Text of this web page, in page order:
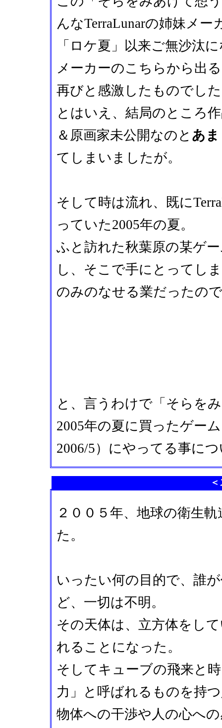
んなTerraLunarの姉妹メー
「ロケ夏」以来ご無沙汰
メーカーのこちらから出
再びと感激したものでし
とはいえ、結局のところ
＆原画家未公開なのと あ
てしまいましたが。
そして時は流れ、既に
っていた2005年の夏。
ふと訪れた秋葉原の某ゲ
し、そこで手にとってし
のみのなせる業だったの
と、言うわけで「そらを
2005年の夏に買ったゲー
2006/5）にやってる事に
２００５年、地球の衛生
た。
いったい何の目的で、誰
ど、一切は不明。
その天体は、立方体をし
れることになった。
そしてキューブの飛来と
力」と呼ばれるものを持
物体への干渉や人の心へ